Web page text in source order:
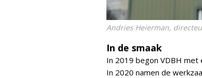
Andries Heierman,
In de smaak
In 2019 begon VDBH
In 2020 namen de